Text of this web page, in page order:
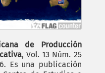
de Producción
, Vol. 13 Núm. 25
Es una publicación